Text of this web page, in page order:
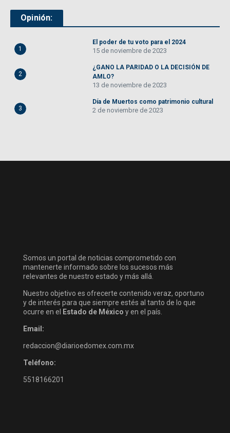
Opinión:
1
El poder de tu voto para el 2024
15 de noviembre de 2023
2
¿GANO LA PARIDAD O LA DECISIÓN DE
AMLO?
13 de noviembre de 2023
3
Día de Muertos como patrimonio cultural
2 de noviembre de 2023
Somos un portal de noticias comprometido con
mantenerte informado sobre los sucesos más
relevantes de nuestro estado y más allá.
Nuestro objetivo es ofrecerte contenido veraz, oportuno
y de interés para que siempre estés al tanto de lo que
ocurre en el
Estado de México y en el país.
Email:
redaccion@diarioedomex.com.mx
Teléfono:
5518166201